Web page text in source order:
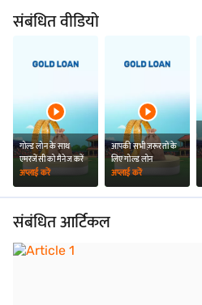
संबंधित वीडियो
गोल्ड लोन के साथ
एमरजेंसी को मैनेज करें
अप्लाई करें
आपकी सभी ज़रूरतों के
लिए गोल्ड लोन
अप्लाई करें
संबंधित आर्टिकल